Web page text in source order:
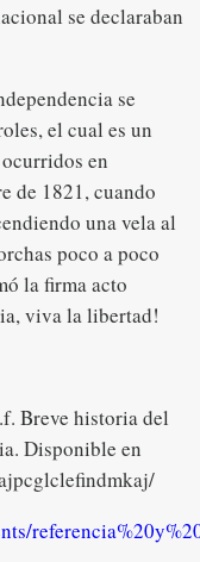
se declaraban
se
el cual es un
en
de 1821, cuando
una vela al
poco a poco
la firma acto
viva la libertad!
Breve historia del
Disponible en